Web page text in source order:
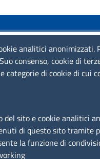
Piazza
C.F.:
P.Iva:
analitici
consenso, cookie di
di cookie di cui
del sito e cookie analitici
di questo sito tramite
la funzione di